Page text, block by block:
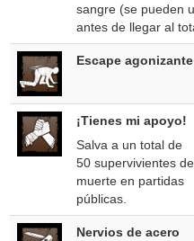
sangre (se pueden
antes de llegar al
Escape agonizante
¡Tienes mi apoyo!
Salva a un total de
50 supervivientes
muerte en partidas
públicas.
Nervios de acero